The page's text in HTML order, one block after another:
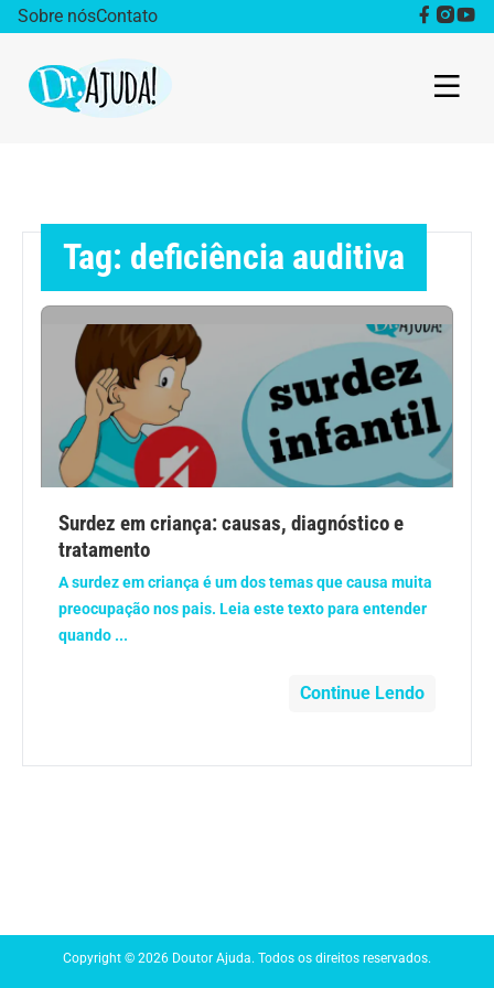
Sobre nósContato
Obesidade
Destaque
Bem estar
Vida Saudável
Saúde da mulher
Anemia
Anestesia
Aparelho Digestivo
Tag: deficiência auditiva
Surdez em criança: causas, diagnóstico e
tratamento
A surdez em criança é um dos temas que causa muita
preocupação nos pais. Leia este texto para entender
quando ...
Continue Lendo
Copyright © 2026 Doutor Ajuda. Todos os direitos reservados.